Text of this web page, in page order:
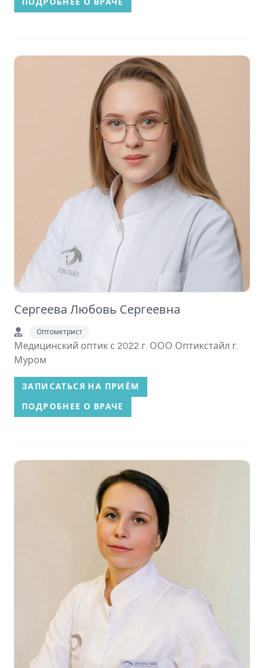
ПОДРОБНЕЕ О ВРАЧЕ
Сергеева Любовь Сергеевна
Оптометрист
Медицинский оптик с 2022 г. ООО Оптикстайл г.
Муром
ЗАПИСАТЬСЯ НА ПРИЁМ
ПОДРОБНЕЕ О ВРАЧЕ